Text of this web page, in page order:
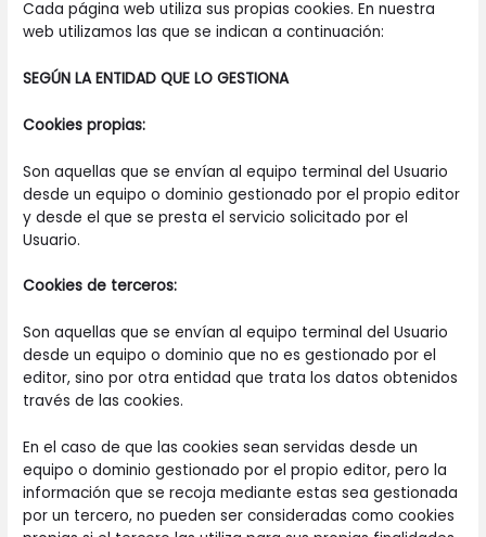
Cada página web utiliza sus propias cookies. En nuestra
web utilizamos las que se indican a continuación:
SEGÚN LA ENTIDAD QUE LO GESTIONA
Cookies propias:
Son aquellas que se envían al equipo terminal del Usuario
desde un equipo o dominio gestionado por el propio editor
y desde el que se presta el servicio solicitado por el
Usuario.
Cookies de terceros:
Son aquellas que se envían al equipo terminal del Usuario
desde un equipo o dominio que no es gestionado por el
editor, sino por otra entidad que trata los datos obtenidos
través de las cookies.
En el caso de que las cookies sean servidas desde un
equipo o dominio gestionado por el propio editor, pero la
información que se recoja mediante estas sea gestionada
por un tercero, no pueden ser consideradas como cookies